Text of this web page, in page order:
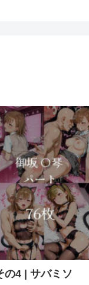
の4 | サバミソ